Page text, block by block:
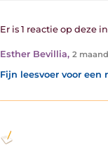
Er is 1 reactie op deze
Esther Bevillia, 2
Fijn leesvoer voor